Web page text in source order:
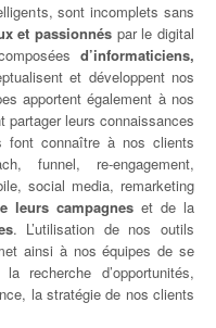
sont incomplets sans
et passionnés par le digital
d’informaticiens,
et développent nos
apportent également à nos
leurs connaissances
font connaître à nos clients
funnel, re-engagement,
social media, remarketing
leurs campagneset de la
. L’utilisation de nos outils
ainsi à nos équipes de se
recherche d’opportunités,
la stratégie de nos clients